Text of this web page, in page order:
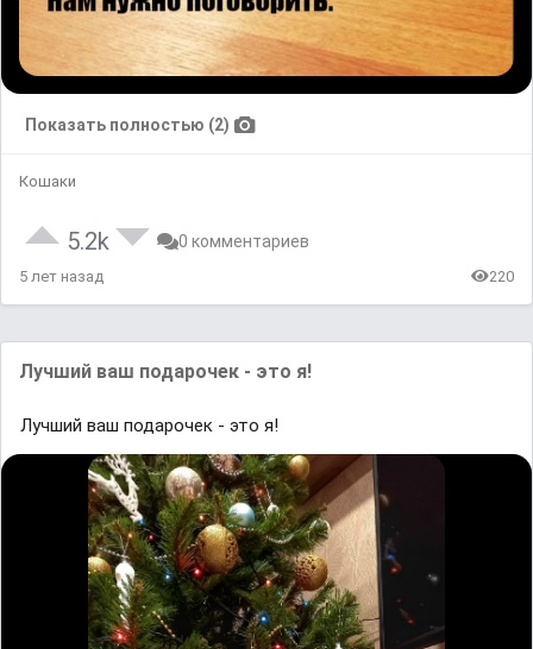
Показать полностью (2)
Кошаки
5.2k 0 комментариев
5 лет назад 220
Лучший ваш подарочек - это я!
Лучший ваш подарочек - это я!